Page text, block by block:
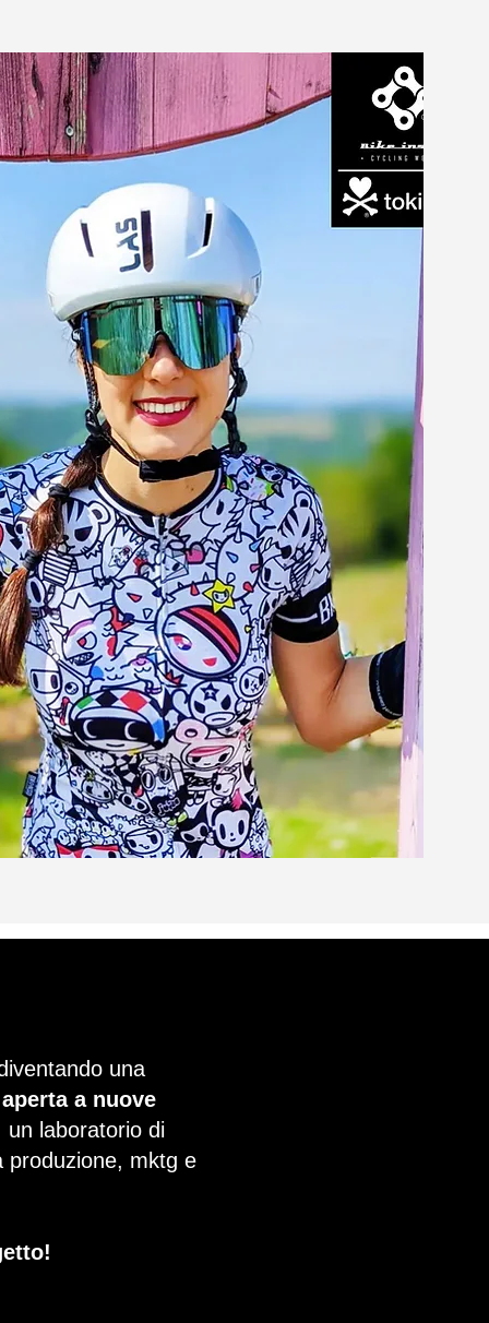
una
a nuove
un laboratorio di
produzione, mktg e